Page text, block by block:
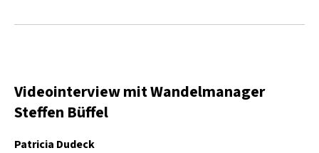
Videointerview mit Wandelmanager
Steffen Büffel
Patricia Dudeck